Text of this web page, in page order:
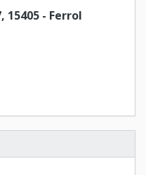
15405 - Ferrol